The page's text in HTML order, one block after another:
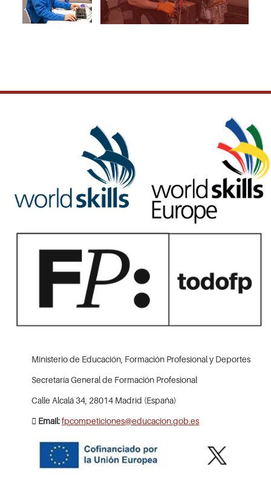
Ministerio de Educación, Formación Profesional y Deportes
Secretaría General de Formación Profesional
Calle Alcalá 34, 28014 Madrid (España)
Email:fpcompeticiones@educacion.gob.es